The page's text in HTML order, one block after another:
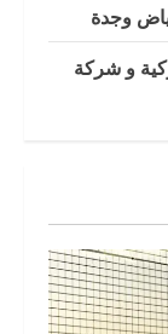
و شركة